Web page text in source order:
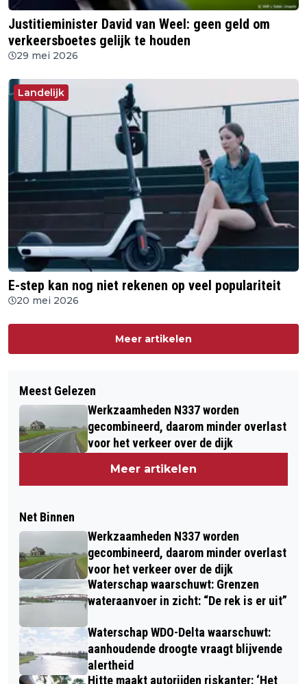
Justitieminister David van Weel: geen geld om
verkeersboetes gelijk te houden
29 mei 2026
Landelijk
E-step kan nog niet rekenen op veel populariteit
20 mei 2026
Meer artikelen
Meest Gelezen
Werkzaamheden N337 worden
gecombineerd, daarom minder overlast
voor het verkeer over de dijk
Meer artikelen
Net Binnen
Werkzaamheden N337 worden
gecombineerd, daarom minder overlast
voor het verkeer over de dijk
Waterschap waarschuwt: Grenzen
wateraanvoer in zicht: “De rek is er uit”
Waterschap WDO-Delta waarschuwt:
aanhoudende droogte vraagt blijvende
alertheid
Hitte maakt autorijden riskanter: ‘Het